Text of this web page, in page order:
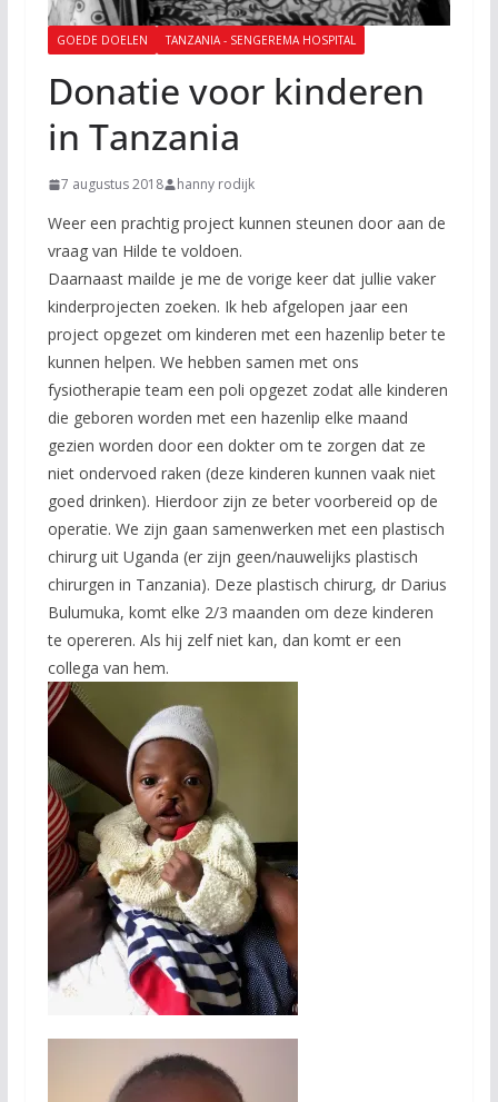
GOEDE DOELEN TANZANIA - SENGEREMA HOSPITAL
Donatie voor kinderen
in Tanzania
7 augustus 2018 hanny rodijk
Weer een prachtig project kunnen steunen door aan de
vraag van Hilde te voldoen.
Daarnaast mailde je me de vorige keer dat jullie vaker
kinderprojecten zoeken. Ik heb afgelopen jaar een
project opgezet om kinderen met een hazenlip beter te
kunnen helpen. We hebben samen met ons
fysiotherapie team een poli opgezet zodat alle kinderen
die geboren worden met een hazenlip elke maand
gezien worden door een dokter om te zorgen dat ze
niet ondervoed raken (deze kinderen kunnen vaak niet
goed drinken). Hierdoor zijn ze beter voorbereid op de
operatie. We zijn gaan samenwerken met een plastisch
chirurg uit Uganda (er zijn geen/nauwelijks plastisch
chirurgen in Tanzania). Deze plastisch chirurg, dr Darius
Bulumuka, komt elke 2/3 maanden om deze kinderen
te opereren. Als hij zelf niet kan, dan komt er een
collega van hem.